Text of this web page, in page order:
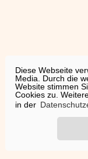
Diese Webseite
Media. Durch die
Website stimmen
Cookies zu.
in der